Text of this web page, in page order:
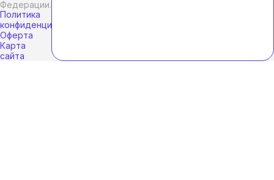
Федерации.
Политика
конфиденциальности
Оферта
Карта
сайта